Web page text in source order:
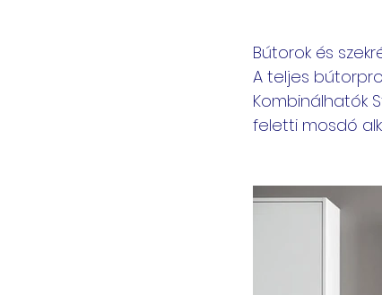
Bútorok és
A teljes
Kombinálhatók
feletti mosdó